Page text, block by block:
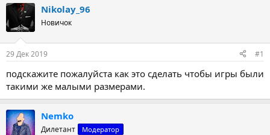
т
о
р
т
м
ы
т
а
а
л
Nikolay_96
Новичок
29 Дек 2019 #1
подскажите пожалуйста как это сделать чтобы игры были
такими же малыми размерами.
Nemko
Дилетант Модератор